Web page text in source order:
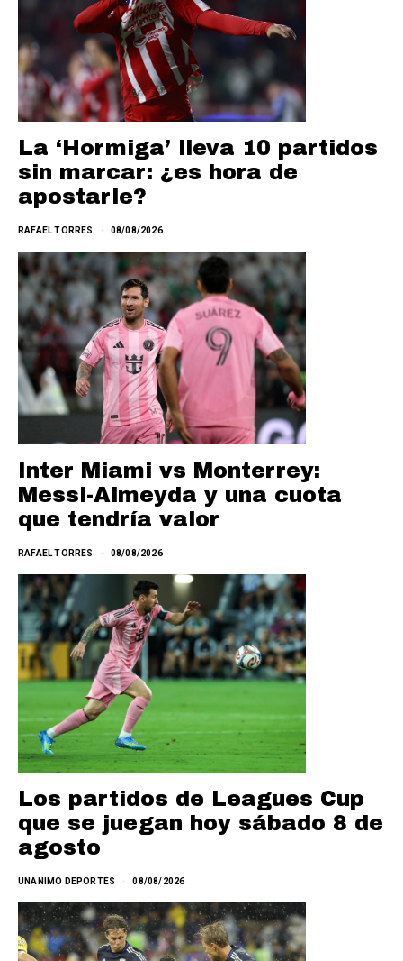
La ‘Hormiga’ lleva 10 partidos
sin marcar: ¿es hora de
apostarle?
RAFAEL TORRES 08/08/2026
Inter Miami vs Monterrey:
Messi-Almeyda y una cuota
que tendría valor
RAFAEL TORRES 08/08/2026
Los partidos de Leagues Cup
que se juegan hoy sábado 8 de
agosto
UNANIMO DEPORTES 08/08/2026